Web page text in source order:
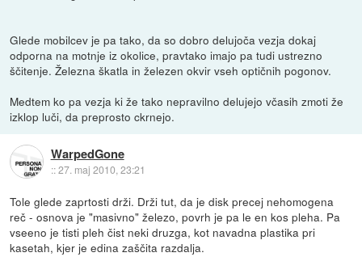
Glede mobilcev je pa tako, da so dobro delujoča vezja dokaj
odporna na motnje iz okolice, pravtako imajo pa tudi ustrezno
ščitenje. Železna škatla in železen okvir vseh optičnih pogonov.
Medtem ko pa vezja ki že tako nepravilno delujejo včasih zmoti že
izklop luči, da preprosto ckrnejo.
WarpedGone
::27. maj 2010, 23:21
Tole glede zaprtosti drži. Drži tut, da je disk precej nehomogena
reč - osnova je "masivno" železo, povrh je pa le en kos pleha. Pa
vseeno je tisti pleh čist neki druzga, kot navadna plastika pri
kasetah, kjer je edina zaščita razdalja.